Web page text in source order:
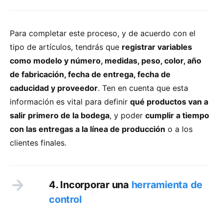
Para completar este proceso, y de acuerdo con el
tipo de artículos, tendrás que registrar variables
como modelo y número, medidas, peso, color, año
de fabricación, fecha de entrega, fecha de
caducidad y proveedor. Ten en cuenta que esta
información es vital para definir qué productos van a
salir primero de la bodega, y poder cumplir a tiempo
con las entregas a la línea de producción o a los
clientes finales.
4. Incorporar una herramienta de
control